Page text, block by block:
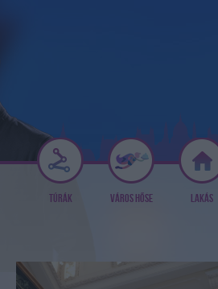
TÚRÁK VÁROS HŐSE LAKÁS